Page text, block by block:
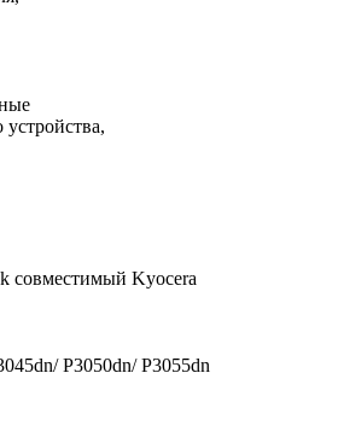
совместимый Kyocera
P3050dn/ P3055dn